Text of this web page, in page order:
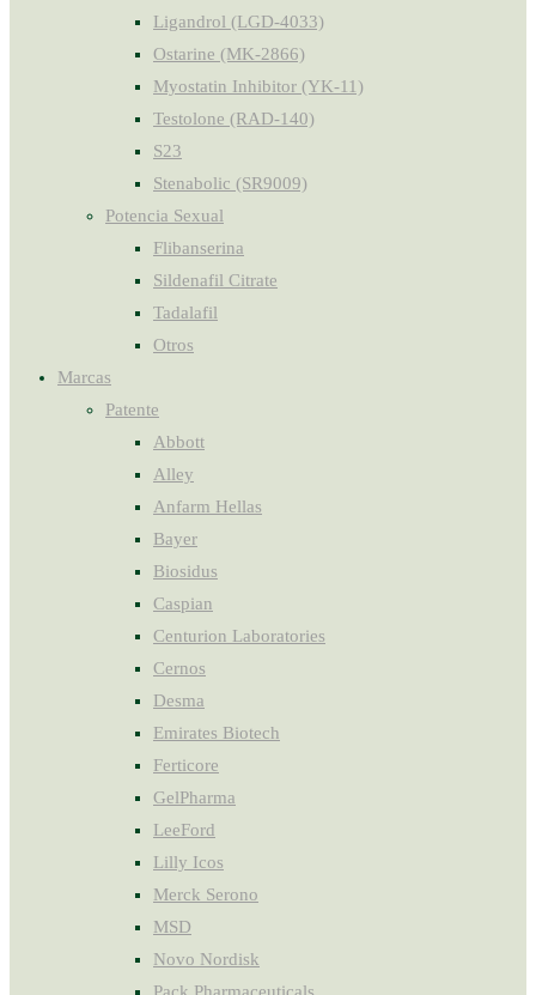
Ligandrol (LGD-4033)
Ostarine (MK-2866)
Myostatin Inhibitor (YK-11)
Testolone (RAD-140)
S23
Stenabolic (SR9009)
Potencia Sexual
Flibanserina
Sildenafil Citrate
Tadalafil
Otros
Marcas
Patente
Abbott
Alley
Anfarm Hellas
Bayer
Biosidus
Caspian
Centurion Laboratories
Cernos
Desma
Emirates Biotech
Ferticore
GelPharma
LeeFord
Lilly Icos
Merck Serono
MSD
Novo Nordisk